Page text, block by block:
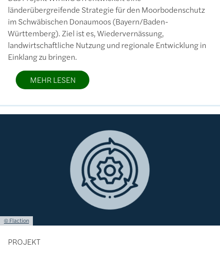
länderübergreifende Strategie für den Moorbodenschutz
im Schwäbischen Donaumoos (Bayern/Baden-
Württemberg). Ziel ist es, Wiedervernässung,
landwirtschaftliche Nutzung und regionale Entwicklung in
Einklang zu bringen.
MEHR LESEN
Lizenzinformationen einschließlich Urheberrecht
© Flaction
PROJEKT